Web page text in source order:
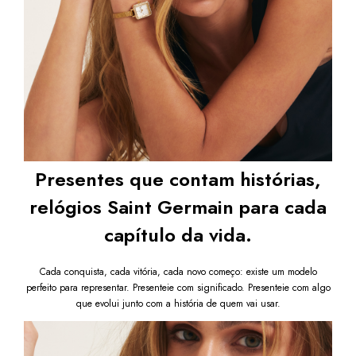
Mini Dourado com Cristais Cravejados e adicione ao
seu look o brilho sutil de um acessório sofisticado e
atemporal.
Após a confirmação de compra, a nota fiscal será
enviada em até um dia útil em seu e-mail.
Presentes que contam histórias,
relógios Saint Germain para cada
capítulo da vida.
Cada conquista, cada vitória, cada novo começo: existe um modelo
perfeito para representar. Presenteie com significado. Presenteie com algo
que evolui junto com a história de quem vai usar.